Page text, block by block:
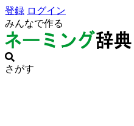
登録 ログイン
みんなで作る
さがす